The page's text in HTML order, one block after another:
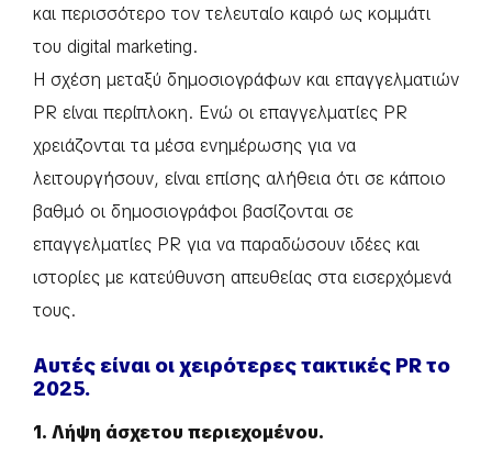
και περισσότερο τον τελευταίο καιρό ως κομμάτι
του digital marketing.
Η σχέση μεταξύ δημοσιογράφων και επαγγελματιών
PR είναι περίπλοκη. Ενώ οι επαγγελματίες PR
χρειάζονται τα μέσα ενημέρωσης για να
λειτουργήσουν, είναι επίσης αλήθεια ότι σε κάποιο
βαθμό οι δημοσιογράφοι βασίζονται σε
επαγγελματίες PR για να παραδώσουν ιδέες και
ιστορίες με κατεύθυνση απευθείας στα εισερχόμενά
τους.
Αυτές είναι οι χειρότερες τακτικές PR το
2025.
1. Λήψη άσχετου περιεχομένου.